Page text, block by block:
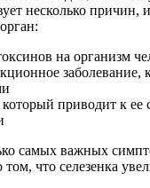
несколько причин,
на организм
заболевание,
который приводит к ее
самых важных
что селезенка